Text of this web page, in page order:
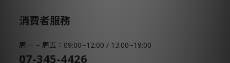
消費者服務
周一 ~ 周五：09:00~12:00 / 13:00~19:00
07-345-4426